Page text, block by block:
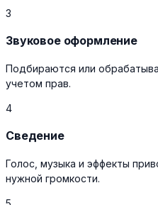
3
Звуковое оформление
Подбираются или
учетом прав.
4
Сведение
Голос, музыка и эффекты
нужной громкости.